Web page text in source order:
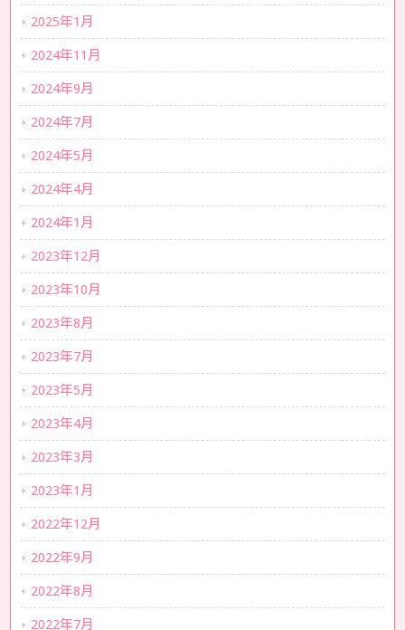
2025年1月
2024年11月
2024年9月
2024年7月
2024年5月
2024年4月
2024年1月
2023年12月
2023年10月
2023年8月
2023年7月
2023年5月
2023年4月
2023年3月
2023年1月
2022年12月
2022年9月
2022年8月
2022年7月